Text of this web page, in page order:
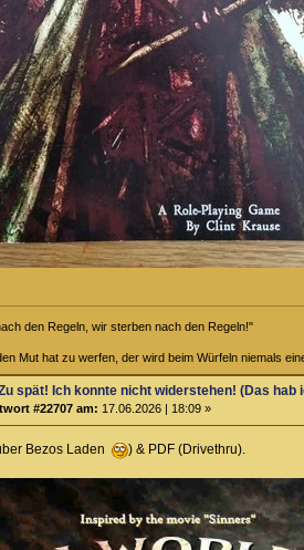
den Regeln, wir sterben nach den Regeln!"
Mut hat zu werfen, der wird beim Würfeln niemals
spät! Ich konnte nicht widerstehen! (Das hab
#22707 am: 17.06.2026 | 18:09 »
Bezos Laden ) & PDF (Drivethru).